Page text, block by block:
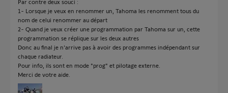
Par contre deux souci :
1- Lorsque je veux en renommer un, Tahoma les renomment tous du
nom de celui renommer au départ
2- Quand je veux créer une programmation par Tahoma sur un, cette
programmation se réplique sur les deux autres
Donc au final je n'arrive pas à avoir des programmes indépendant sur
chaque radiateur.
Pour info, ils sont en mode "prog" et pilotage externe.
Merci de votre aide.